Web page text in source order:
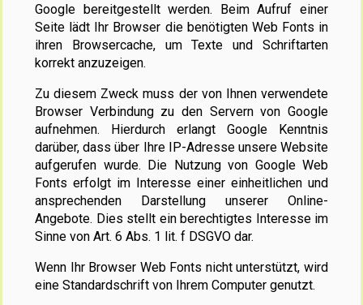
Google bereitgestellt werden. Beim Aufruf einer
Seite lädt Ihr Browser die benötigten Web Fonts in
ihren Browsercache, um Texte und Schriftarten
korrekt anzuzeigen.
Zu diesem Zweck muss der von Ihnen verwendete
Browser Verbindung zu den Servern von Google
aufnehmen. Hierdurch erlangt Google Kenntnis
darüber, dass über Ihre IP-Adresse unsere Website
aufgerufen wurde. Die Nutzung von Google Web
Fonts erfolgt im Interesse einer einheitlichen und
ansprechenden Darstellung unserer Online-
Angebote. Dies stellt ein berechtigtes Interesse im
Sinne von Art. 6 Abs. 1 lit. f DSGVO dar.
Wenn Ihr Browser Web Fonts nicht unterstützt, wird
eine Standardschrift von Ihrem Computer genutzt.